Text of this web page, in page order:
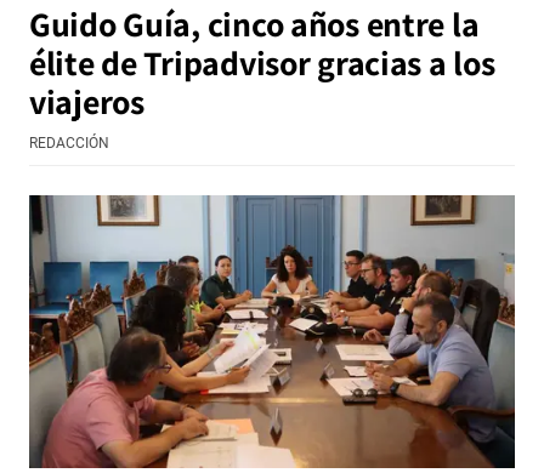
Guido Guía, cinco años entre la
élite de Tripadvisor gracias a los
viajeros
REDACCIÓN